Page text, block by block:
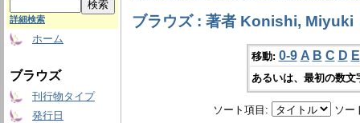
詳細検索
ホーム
ブラウズ
刊行物タイプ
発行日
ブラウズ : 著者 Konishi, Miyuki
移動: 0-9 A B C D E
あるいは、最初の数
ソート項目: ソー